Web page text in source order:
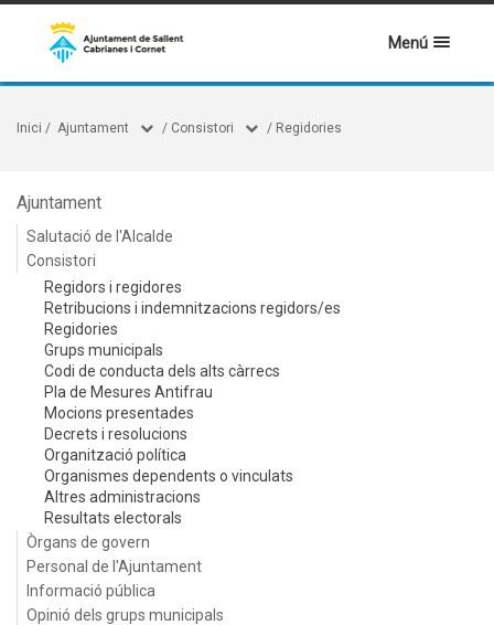
Menú
Inici / Ajuntament / Consistori / Regidories
Ajuntament
Salutació de l'Alcalde
Consistori
Regidors i regidores
Retribucions i indemnitzacions regidors/es
Regidories
Grups municipals
Codi de conducta dels alts càrrecs
Pla de Mesures Antifrau
Mocions presentades
Decrets i resolucions
Organització política
Organismes dependents o vinculats
Altres administracions
Resultats electorals
Òrgans de govern
Personal de l'Ajuntament
Informació pública
Opinió dels grups municipals